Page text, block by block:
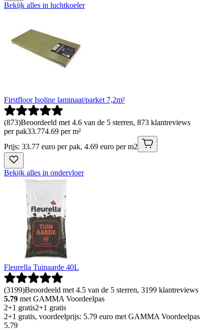
Bekijk alles in luchtkoeler
Firstfloor Isoline laminaat/parket 7,2m²
(873)Beoordeeld met 4.6 van de 5 sterren, 873 klantreviews
per pak33.774.69 per m²
Prijs: 33.77 euro per pak, 4.69 euro per m2
Bekijk alles in ondervloer
Fleurella Tuinaarde 40L
(3199)Beoordeeld met 4.5 van de 5 sterren, 3199 klantreviews
5.79 met GAMMA Voordeelpas
2+1 gratis2+1 gratis
2+1 gratis, voordeelprijs: 5.79 euro met GAMMA Voordeelpas
5.79